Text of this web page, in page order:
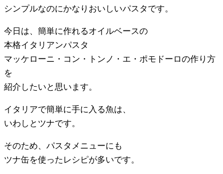
シンプルなのにかなりおいしいパスタです。
今日は、簡単に作れるオイルベースの
本格イタリアンパスタ
マッケローニ・コン・トンノ・エ・ポモドーロの作り方
を
紹介したいと思います。
イタリアで簡単に手に入る魚は、
いわしとツナです。
そのため、パスタメニューにも
ツナ缶を使ったレシピが多いです。